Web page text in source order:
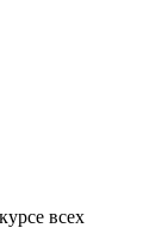
всех